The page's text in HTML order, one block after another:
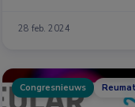
28 feb. 2024
Congresnieuws